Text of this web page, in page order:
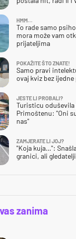
HMM…
To rade samo
mora može vam
prijateljima
POKAŽITE ŠTO ZNATE!
Samo pravi
ovaj kviz bez
JESTE LI PROBALI?
Turisticu oduševila
Primoštenu: "Oni
nas"
ZAMJERATE LI JOJ?
"Koja kuja…":
granici, ali
zanima